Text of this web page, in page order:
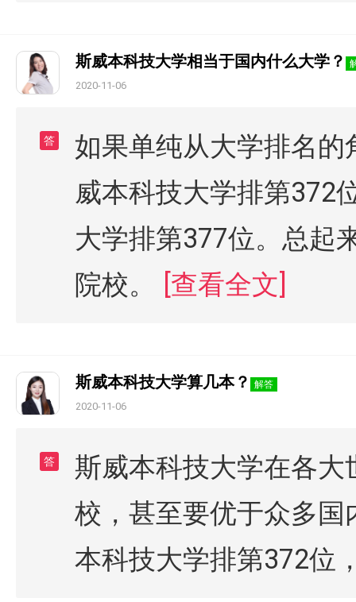
斯威本科技大学相当于国内什么大学？
2020-11-06
答
如果单纯从大学排名
威本科技大学排第372
大学排第377位。总起
院校。
[查看全文]
斯威本科技大学算几本？ 解答
2020-11-06
答
斯威本科技大学在各
校，甚至要优于众多国
本科技大学排第372位